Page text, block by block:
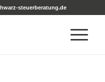
steuerberatung.de